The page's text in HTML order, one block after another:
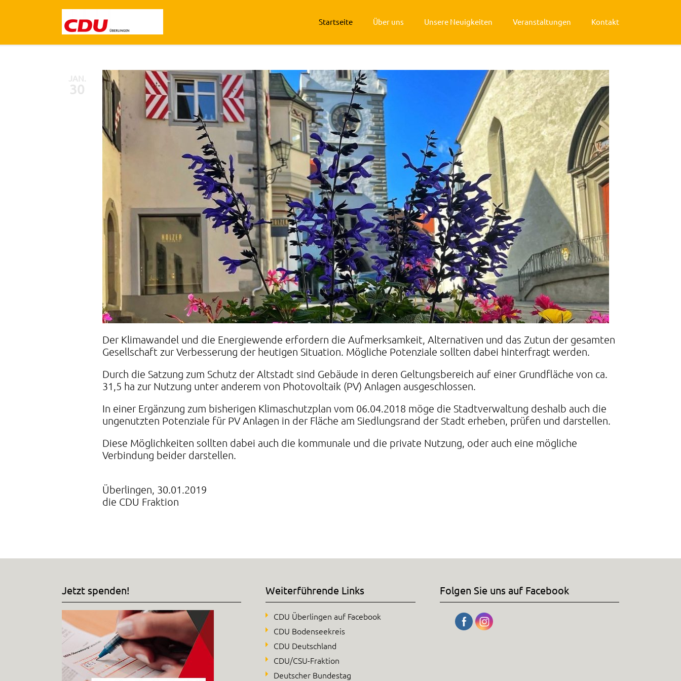
Startseite Über uns Unsere Neuigkeiten Veranstaltungen Kontakt
JAN.
30
Der Klimawandel und die Energiewende erfordern die Aufmerksamkeit, Alternativen und das Zutun der gesamten
Gesellschaft zur Verbesserung der heutigen Situation. Mögliche Potenziale sollten dabei hinterfragt werden.
Durch die Satzung zum Schutz der Altstadt sind Gebäude in deren Geltungsbereich auf einer Grundfläche von ca.
31,5 ha zur Nutzung unter anderem von Photovoltaik (PV) Anlagen ausgeschlossen.
In einer Ergänzung zum bisherigen Klimaschutzplan vom 06.04.2018 möge die Stadtverwaltung deshalb auch die
ungenutzten Potenziale für PV Anlagen in der Fläche am Siedlungsrand der Stadt erheben, prüfen und darstellen.
Diese Möglichkeiten sollten dabei auch die kommunale und die private Nutzung, oder auch eine mögliche
Verbindung beider darstellen.
Überlingen, 30.01.2019
die CDU Fraktion
Jetzt spenden! Weiterführende Links
CDU Überlingen auf Facebook
CDU Bodenseekreis
CDU Deutschland
CDU/CSU-Fraktion
Deutscher Bundestag
Folgen Sie uns auf Facebook